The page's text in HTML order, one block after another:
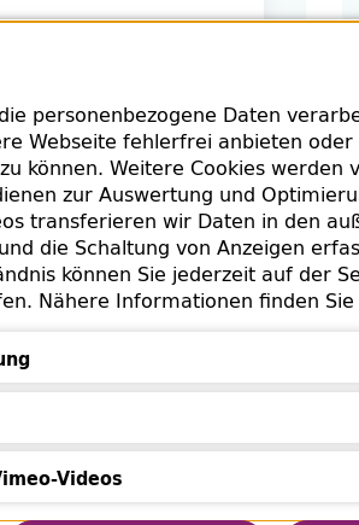
Wien
personenbezogene Daten
Webseite fehlerfrei anbieten
können. Weitere Cookies werden
zur Auswertung und
transferieren wir Daten in den
die Schaltung von Anzeigen
können Sie jederzeit auf der
Nähere Informationen finden Sie
Videos
Videos